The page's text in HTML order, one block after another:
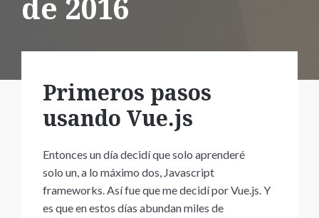
Primeros pasos
usando Vue.js
Entonces un día decidí que solo aprenderé
solo un, a lo máximo dos, Javascript
frameworks. Así fue que me decidí por Vue.js. Y
es que en estos días abundan miles de